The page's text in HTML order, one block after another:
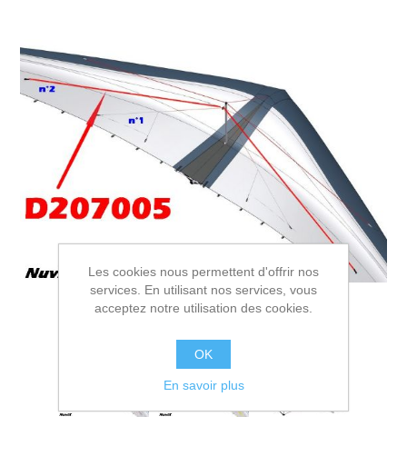
Les cookies nous permettent d'offrir nos
services. En utilisant nos services, vous
acceptez notre utilisation des cookies.
OK
En savoir plus